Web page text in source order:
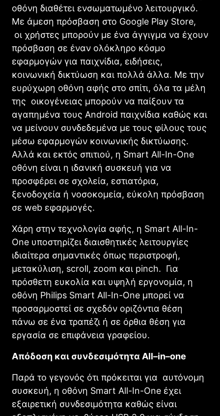
οθόνη διαθέτει ενσωματωμένο λειτουργικό.
Με άμεση πρόσβαση στο Google Play Store,
οι χρήστες μπορούν με ένα άγγιγμα να έχουν
πρόσβαση σε έναν ολόκληρο κόσμο
εφαρμογών για παιχνίδια, ειδήσεις,
κοινωνική δικτύωση και πολλά άλλα. Με την
ευρύχωρη οθόνη αφής στο σπίτι, όλα τα μέλη
της οικογένειας μπορούν να παίξουν τα
αγαπημένα τους Android παιχνίδια καθώς και
να μείνουν συνδεδεμένα με τους φίλους τους
μέσω εφαρμογών κοινωνικής δικτύωσης.
Αλλά και εκτός σπιτιού, η Smart All-In-One
οθόνη είναι η ιδανική συσκευή για να
προσφέρει σε σχολεία, εστιατόρια,
ξενοδοχεία ή νοσοκομεία, εύκολη πρόσβαση
σε web εφαρμογές.
Χάρη στην τεχνολογία αφής, η Smart All-In-
One υποστηρίζει διαισθητικές λειτουργίες
ιδιαίτερα σημαντικές όπως περιστροφή,
μετακύλιση, scroll, zoom και pinch. Για
πρόσθετη ευκολία και υψηλή εργονομία, η
οθόνη Philips Smart All-In-One μπορεί να
προσαρμοστεί σε σχεδόν οριζόντια θέση
πάνω σε ένα τραπέζι ή σε όρθια θέση για
εργασία σε επιφάνεια γραφείου.
Απόδοση και συνδεσιμότητα All–in–one
Παρά το γεγονός ότι πρόκειται για αυτόνομη
συσκευή, η οθόνη Smart All-In-One έχει
εξαιρετική συνδεσιμότητα καθώς είναι